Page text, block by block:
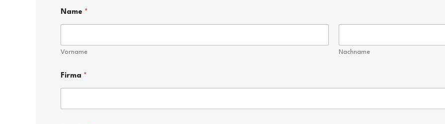
Name *
Vorname Nachname
Firma *